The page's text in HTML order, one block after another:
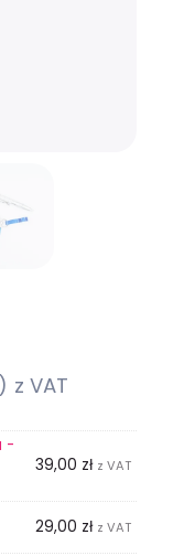
) z VAT
-
39,00 zł z VAT
29,00 zł z VAT